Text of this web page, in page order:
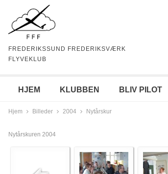
FREDERIKSSUND FREDERIKSVÆRK
FLYVEKLUB
HJEM KLUBBEN BLIV PILOT
Hjem Billeder 2004 Nytårskur
Nytårskuren 2004